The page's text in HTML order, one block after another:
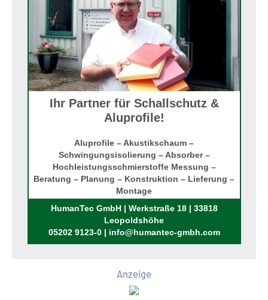
Ihr Partner für Schallschutz &
Aluprofile!
Aluprofile – Akustikschaum –
Schwingungsisolierung – Absorber –
Hochleistungsschmierstoffe Messung –
Beratung – Planung – Konstruktion – Lieferung –
Montage
Rufen Sie uns an!
HumanTec GmbH | Werkstraße 18 | 33818
Leopoldshöhe
05202 9123-0 | info@humantec-gmbh.com
Anzeige